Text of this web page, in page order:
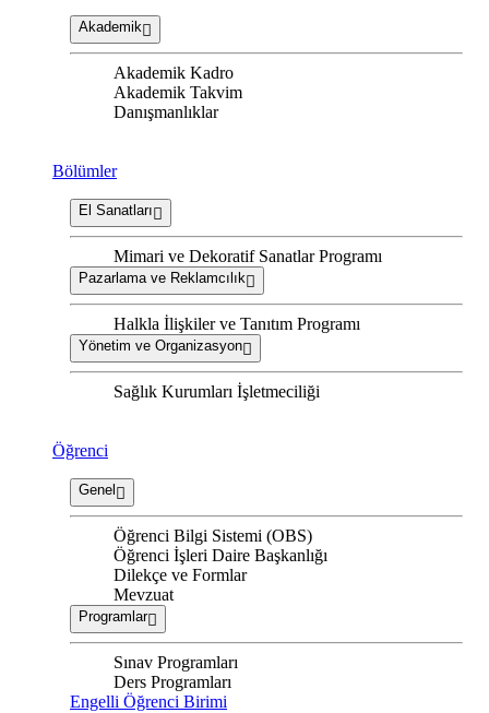
Akademik
Akademik Kadro
Akademik Takvim
Danışmanlıklar
Bölümler
El Sanatları
Mimari ve Dekoratif Sanatlar Programı
Pazarlama ve Reklamcılık
Halkla İlişkiler ve Tanıtım Programı
Yönetim ve Organizasyon
Sağlık Kurumları İşletmeciliği
Öğrenci
Genel
Öğrenci Bilgi Sistemi (OBS)
Öğrenci İşleri Daire Başkanlığı
Dilekçe ve Formlar
Mevzuat
Programlar
Sınav Programları
Ders Programları
Engelli Öğrenci Birimi